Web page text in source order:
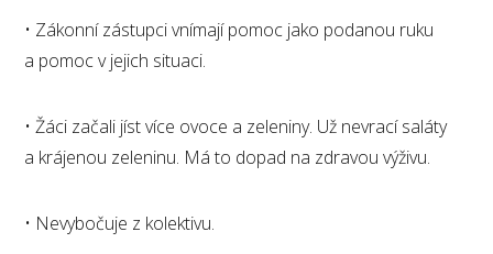
• Zákonní zástupci vnímají pomoc jako podanou ruku
a pomoc v jejich situaci.
• Žáci začali jíst více ovoce a zeleniny. Už nevrací saláty
a krájenou zeleninu. Má to dopad na zdravou výživu.
• Nevybočuje z kolektivu.